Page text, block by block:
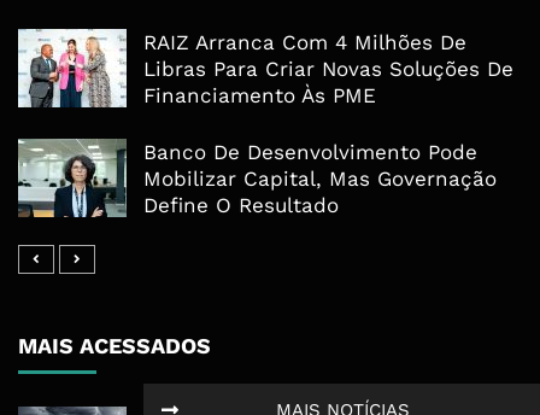
MAIS NOTÍCIAS
RAIZ Arranca Com 4 Milhões De
Libras Para Criar Novas Soluções De
Financiamento Às PME
Banco De Desenvolvimento Pode
Mobilizar Capital, Mas Governação
Define O Resultado
MAIS ACESSADOS